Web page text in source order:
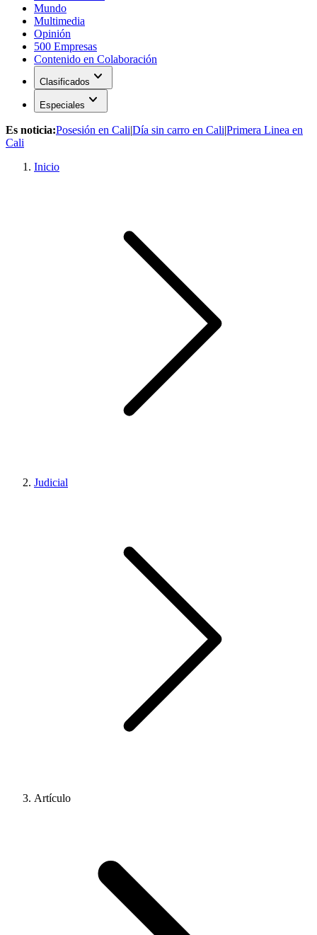
Mundo
Multimedia
Opinión
500 Empresas
Contenido en Colaboración
Clasificados expand_more
Especiales expand_more
Es noticia:Posesión en Cali|Día sin carro en Cali|Primera Linea en
Cali
Inicio
Judicial
Artículo